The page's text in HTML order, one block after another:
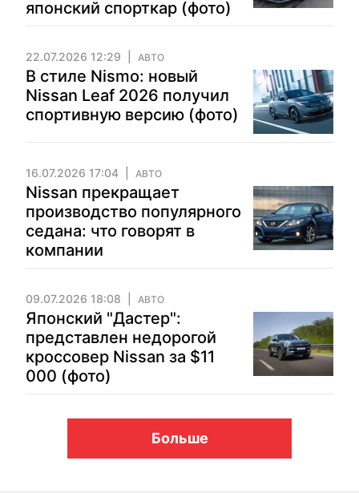
японский спорткар (фото)
22.07.2026 12:29 АВТО
В стиле Nismo: новый
Nissan Leaf 2026 получил
спортивную версию (фото)
16.07.2026 17:04 АВТО
Nissan прекращает
производство популярного
седана: что говорят в
компании
09.07.2026 18:08 АВТО
Японский "Дастер":
представлен недорогой
кроссовер Nissan за $11
000 (фото)
Больше